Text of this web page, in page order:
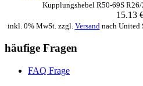
Kupplungshebel R50-69S
15.13
inkl. 0% MwSt. zzgl. Versandnach United
häufige Fragen
FAQ Frage